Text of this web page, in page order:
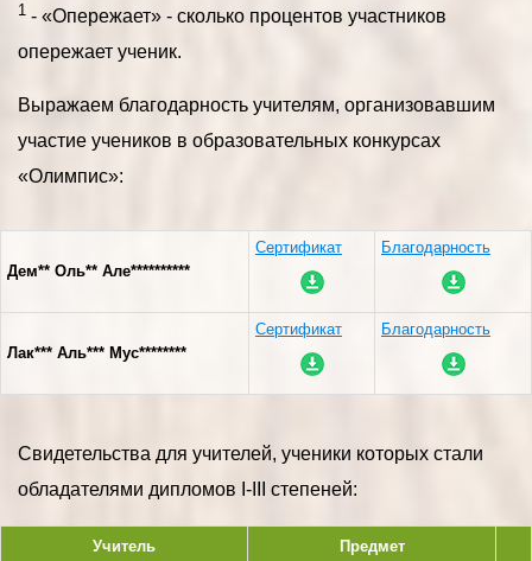
1 - «Опережает» - сколько процентов участников
опережает ученик.
Выражаем благодарность учителям, организовавшим
участие учеников в образовательных конкурсах
«Олимпис»:
Дем** Оль** Але**********
Сертификат Благодарность
Лак*** Аль*** Мус********
Сертификат Благодарность
Свидетельства для учителей, ученики которых стали
обладателями дипломов I-III степеней:
Учитель Предмет